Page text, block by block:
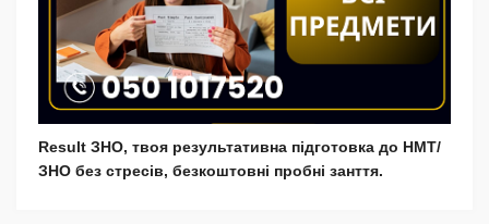
Result ЗНО, твоя результативна підготовка до НМТ/
ЗНО без стресів, безкоштовні пробні занття.